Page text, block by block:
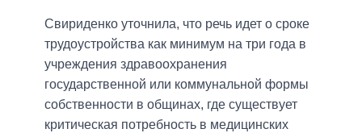
Свириденко уточнила, что речь идет о сроке
трудоустройства как минимум на три года в
учреждения здравоохранения
государственной или коммунальной формы
собственности в общинах, где существует
критическая потребность в медицинских